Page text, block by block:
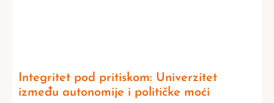
Integritet pod pritiskom: Univerzitet
između autonomije i političke moći